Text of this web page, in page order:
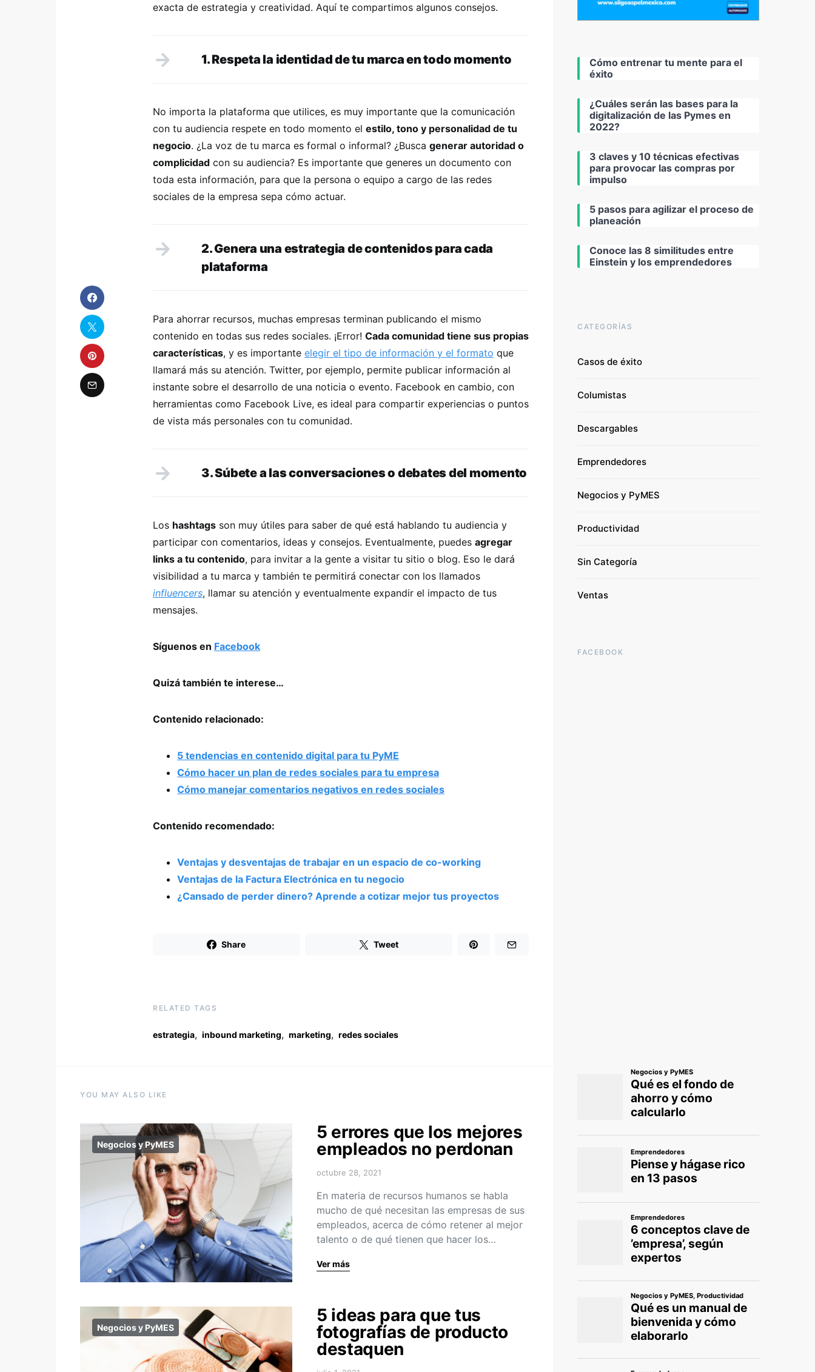
exacta de estrategia y creatividad. Aquí te compartimos algunos consejos.
1. Respeta la identidad de tu marca en todo momento
No importa la plataforma que utilices, es muy importante que la comunicación
con tu audiencia respete en todo momento el estilo, tono y personalidad de tu
negocio. ¿La voz de tu marca es formal o informal? ¿Busca generar autoridad o
complicidad con su audiencia? Es importante que generes un documento con
toda esta información, para que la persona o equipo a cargo de las redes
sociales de la empresa sepa cómo actuar.
2. Genera una estrategia de contenidos para cada
plataforma
Para ahorrar recursos, muchas empresas terminan publicando el mismo
contenido en todas sus redes sociales. ¡Error! Cada comunidad tiene sus propias
características, y es importante elegir el tipo de información y el formato que
llamará más su atención. Twitter, por ejemplo, permite publicar información al
instante sobre el desarrollo de una noticia o evento. Facebook en cambio, con
herramientas como Facebook Live, es ideal para compartir experiencias o puntos
de vista más personales con tu comunidad.
3. Súbete a las conversaciones o debates del momento
Los hashtags son muy útiles para saber de qué está hablando tu audiencia y
participar con comentarios, ideas y consejos. Eventualmente, puedes agregar
links a tu contenido, para invitar a la gente a visitar tu sitio o blog. Eso le dará
visibilidad a tu marca y también te permitirá conectar con los llamados
influencers, llamar su atención y eventualmente expandir el impacto de tus
mensajes.
Síguenos en Facebook
Quizá también te interese…
Contenido relacionado:
5 tendencias en contenido digital para tu PyME
Cómo hacer un plan de redes sociales para tu empresa
Cómo manejar comentarios negativos en redes sociales
Contenido recomendado:
Ventajas y desventajas de trabajar en un espacio de co-working
Ventajas de la Factura Electrónica en tu negocio
¿Cansado de perder dinero? Aprende a cotizar mejor tus proyectos
Share Tweet
RELATED TAGS
estrategia, inbound marketing, marketing, redes sociales
YOU MAY ALSO LIKE
Negocios y PyMES
5 errores que los mejores
empleados no perdonan
octubre 28, 2021
En materia de recursos humanos se habla
mucho de qué necesitan las empresas de sus
empleados, acerca de cómo retener al mejor
talento o de qué tienen que hacer los…
Ver más
Negocios y PyMES
5 ideas para que tus
fotografías de producto
destaquen
Cómo entrenar tu mente para el
éxito
¿Cuáles serán las bases para la
digitalización de las Pymes en
2022?
3 claves y 10 técnicas efectivas
para provocar las compras por
impulso
5 pasos para agilizar el proceso de
planeación
Conoce las 8 similitudes entre
Einstein y los emprendedores
CATEGORÍAS
Casos de éxito
Columistas
Descargables
Emprendedores
Negocios y PyMES
Productividad
Sin Categoría
Ventas
FACEBOOK